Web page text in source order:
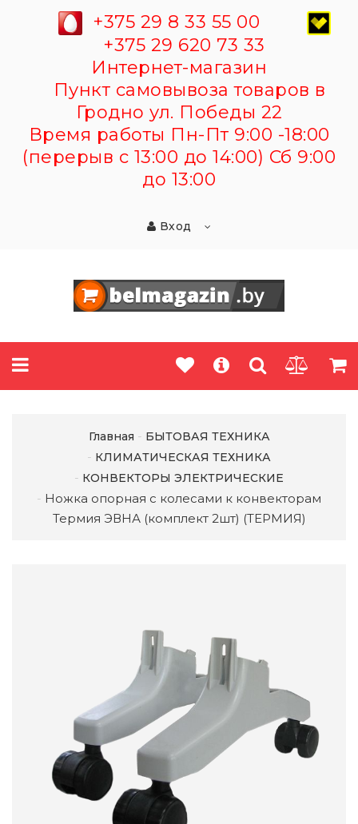
+375 29 8 33 55 00
+375 29 620 73 33
Интернет-магазин
Пункт самовывоза товаров в
Гродно ул. Победы 22
Время работы Пн-Пт 9:00 -18:00
(перерыв с 13:00 до 14:00) Сб 9:00
до 13:00
Вход
Главная
БЫТОВАЯ ТЕХНИКА
КЛИМАТИЧЕСКАЯ ТЕХНИКА
КОНВЕКТОРЫ ЭЛЕКТРИЧЕСКИЕ
Ножка опорная с колесами к конвекторам
Термия ЭВНА (комплект 2шт) (ТЕРМИЯ)